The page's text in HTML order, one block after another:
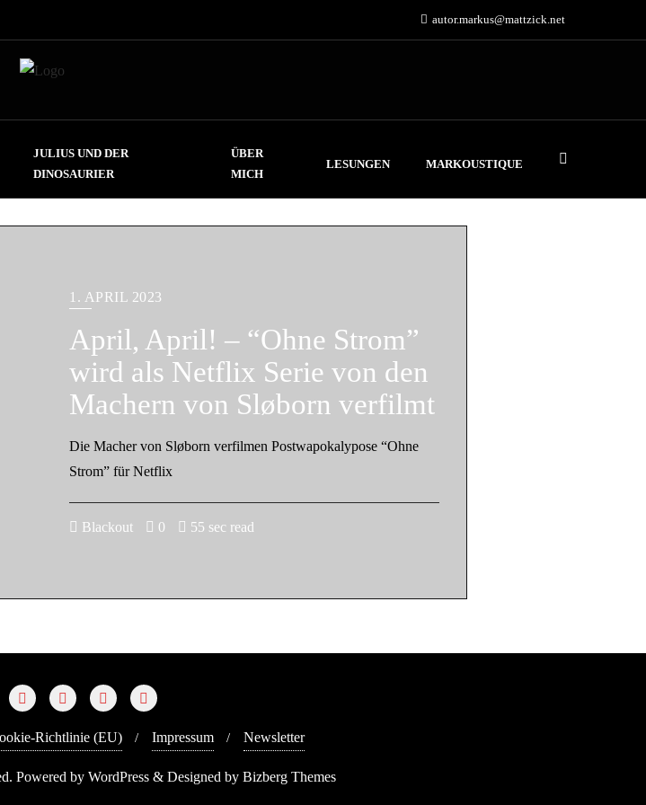
autor.markus@mattzick.net
JULIUS UND DER
DINOSAURIER
ÜBER
MICH
LESUNGEN MARKOUSTIQUE
1. APRIL 2023
April, April! – “Ohne Strom”
wird als Netflix Serie von den
Machern von Sløborn verfilmt
Die Macher von Sløborn verfilmen Postwapokalypose “Ohne
Strom” für Netflix
Blackout 0 55 sec read
Richtlinie (EU) Impressum Newsletter
Powered by WordPress & Designed by Bizberg Themes